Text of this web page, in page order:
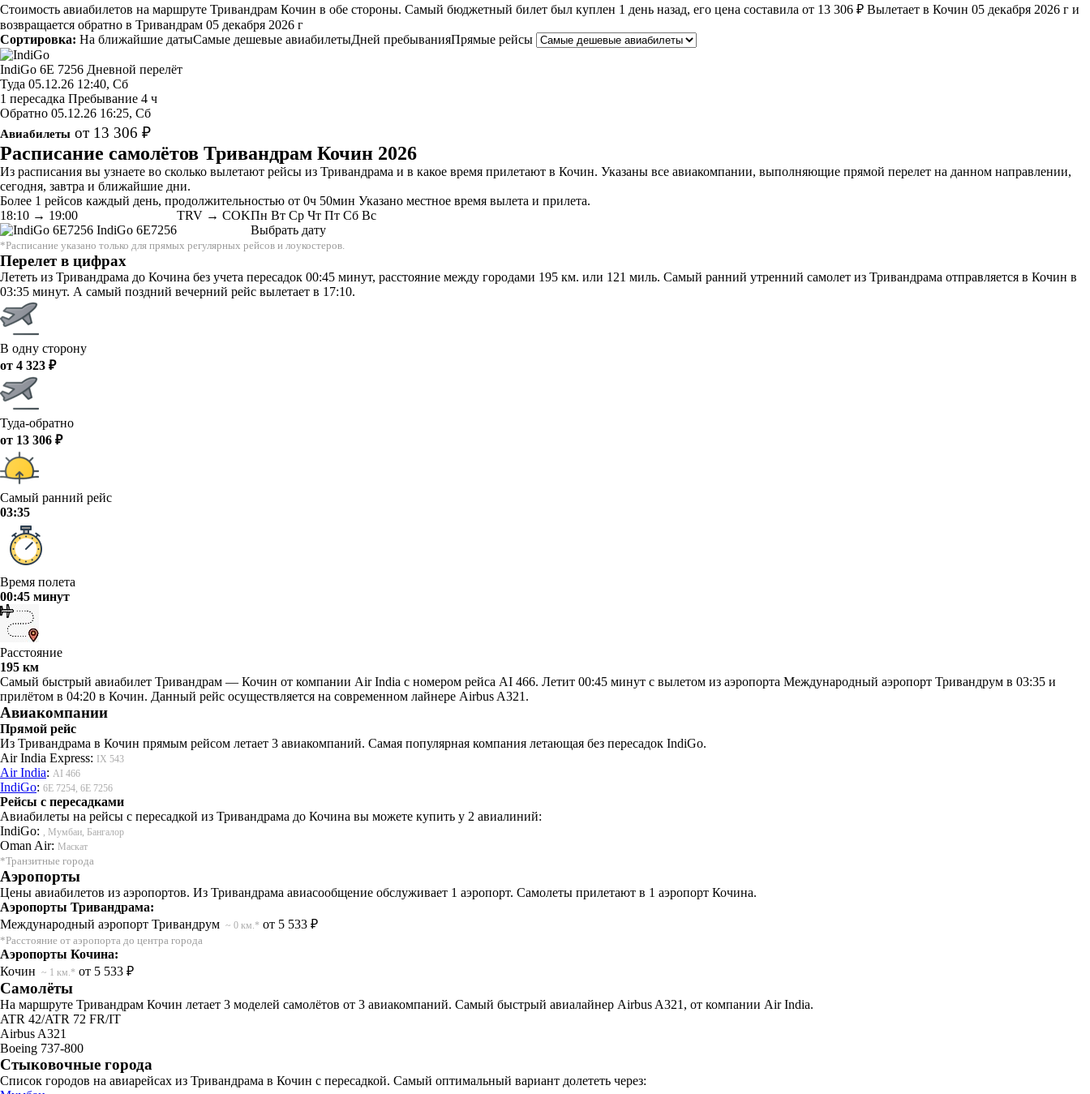
Стоимость авиабилетов на маршруте Тривандрам Кочин в обе стороны. Самый бюджетный билет был куплен 1 день назад, его цена составила от 13 306 ₽ Вылетает в Кочин 05 декабря 2026 г и
возвращается обратно в Тривандрам 05 декабря 2026 г
Сортировка: На ближайшие датыСамые дешевые авиабилетыДней пребыванияПрямые рейсы
IndiGo 6E 7256 Дневной перелёт
Туда 05.12.26 12:40, Сб
1 пересадка Пребывание 4 ч
Обратно 05.12.26 16:25, Сб
Авиабилеты от 13 306 ₽
Расписание самолётов Тривандрам Кочин 2026
Из расписания вы узнаете во сколько вылетают рейсы из Тривандрама и в какое время прилетают в Кочин. Указаны все авиакомпании, выполняющие прямой перелет на данном направлении,
сегодня, завтра и ближайшие дни.
Более 1 рейсов каждый день, продолжительностью от 0ч 50мин Указано местное время вылета и прилета.
18:10 → 19:00
IndiGo 6E7256
TRV → COKПн Вт Ср Чт Пт Сб Вс
Выбрать дату
*Расписание указано только для прямых регулярных рейсов и лоукостеров.
Перелет в цифрах
Лететь из Тривандрама до Кочина без учета пересадок 00:45 минут, расстояние между городами 195 км. или 121 миль. Самый ранний утренний самолет из Тривандрама отправляется в Кочин в
03:35 минут. А самый поздний вечерний рейс вылетает в 17:10.
В одну сторону
от 4 323 ₽
Туда-обратно
от 13 306 ₽
Самый ранний рейс
03:35
Время полета
00:45 минут
Расстояние
195 км
Самый быстрый авиабилет Тривандрам — Кочин от компании Air India с номером рейса AI 466. Летит 00:45 минут с вылетом из аэропорта Международный аэропорт Тривандрум в 03:35 и
прилётом в 04:20 в Кочин. Данный рейс осуществляется на современном лайнере Airbus A321.
Авиакомпании
Прямой рейс
Из Тривандрама в Кочин прямым рейсом летает 3 авиакомпаний. Самая популярная компания летающая без пересадок IndiGo.
Air India Express: IX 543
Air India: AI 466
IndiGo: 6E 7254, 6E 7256
Рейсы с пересадками
Авиабилеты на рейсы с пересадкой из Тривандрама до Кочина вы можете купить у 2 авиалиний:
IndiGo:
, Мумбаи, Бангалор
Oman Air: Маскат
*Транзитные города
Аэропорты
Цены авиабилетов из аэропортов. Из Тривандрама авиасообщение обслуживает 1 аэропорт. Самолеты прилетают в 1 аэропорт Кочина.
Аэропорты Тривандрама:
Международный аэропорт Тривандрум ~ 0 км.* от 5 533 ₽
*Расстояние от аэропорта до центра города
Аэропорты Кочина:
Кочин ~ 1 км.* от 5 533 ₽
Самолёты
На маршруте Тривандрам Кочин летает 3 моделей самолётов от 3 авиакомпаний. Самый быстрый авиалайнер Airbus A321, от компании Air India.
ATR 42/ATR 72 FR/IT
Airbus A321
Boeing 737-800
Стыковочные города
Список городов на авиарейсах из Тривандрама в Кочин с пересадкой. Самый оптимальный вариант долететь через: